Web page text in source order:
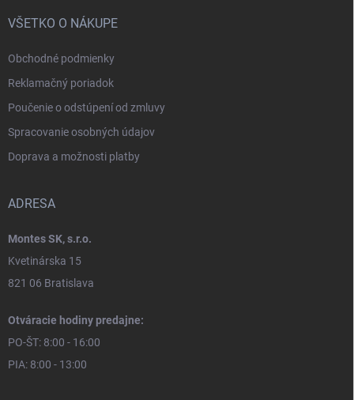
VŠETKO O NÁKUPE
Obchodné podmienky
Reklamačný poriadok
Poučenie o odstúpení od zmluvy
Spracovanie osobných údajov
Doprava a možnosti platby
ADRESA
Montes SK, s.r.o.
Kvetinárska 15
821 06 Bratislava
Otváracie hodiny predajne:
PO-ŠT: 8:00 - 16:00
PIA: 8:00 - 13:00